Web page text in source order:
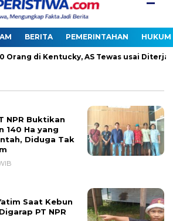
BERITA PEMERINTAHAN HUKUM
di Kentucky, AS Tewas usai Diterjang
NPR Buktikan
140 Ha yang
Diduga Tak
Saat Kebun
PT NPR